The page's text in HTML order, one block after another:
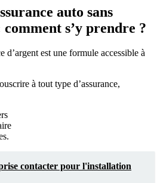
auto sans
s’y prendre ?
d’argent est une formule accessible à
à tout type d’assurance,
contacter pour l'installation